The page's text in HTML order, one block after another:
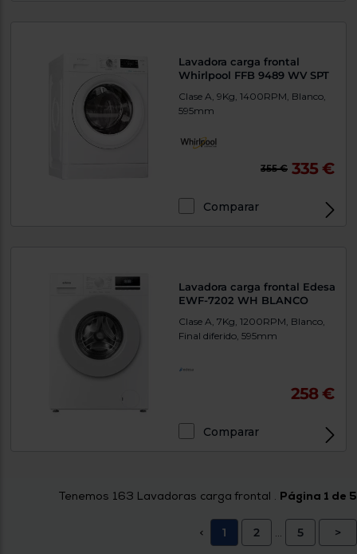
Lavadora carga frontal
Whirlpool FFB 9489 WV SPT
Clase A, 9Kg, 1400RPM, Blanco,
595mm
355 € 335 €
Comparar
Lavadora carga frontal Edesa
EWF-7202 WH BLANCO
Clase A, 7Kg, 1200RPM, Blanco,
Final diferido, 595mm
258 €
Comparar
Tenemos 163 Lavadoras carga frontal . Página 1 de 5
< 1 2 ... 5 >